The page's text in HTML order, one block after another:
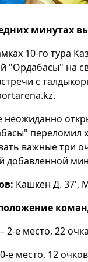
минутах
10-го тура
"Ордабасы" на
с
неожиданно
переломил
важные три
добавленной
Кашкен Д. 37',
2-е место, 22
е место, 12